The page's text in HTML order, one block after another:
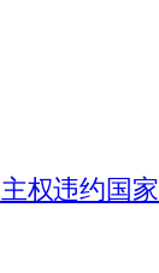
权违约国家